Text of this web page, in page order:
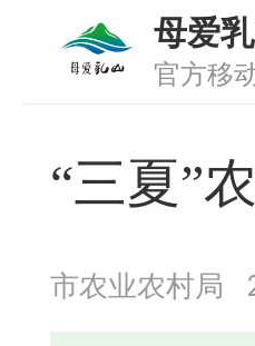
母爱
官方移
“三夏”
市农业农村局